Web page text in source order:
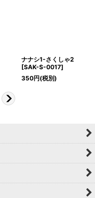
ナナシ1-さくしゃ2
[SAK-S-0017]
350円(税別)